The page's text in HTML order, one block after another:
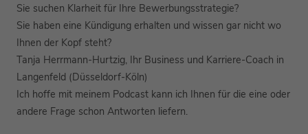
Sie suchen Klarheit für Ihre Bewerbungsstrategie?
Sie haben eine Kündigung erhalten und wissen gar nicht wo
Ihnen der Kopf steht?
Tanja Herrmann-Hurtzig, Ihr Business und Karriere-Coach in
Langenfeld (Düsseldorf-Köln)
Ich hoffe mit meinem Podcast kann ich Ihnen für die eine oder
andere Frage schon Antworten liefern.